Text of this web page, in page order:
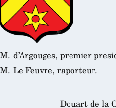
M. d’Argouges, premier
M. Le Feuvre, raporteur.
Douart de la